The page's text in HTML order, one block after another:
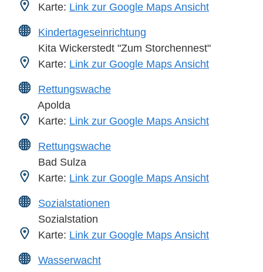
Karte: Link zur Google Maps Ansicht
Kindertageseinrichtung
Kita Wickerstedt "Zum Storchennest"
Karte: Link zur Google Maps Ansicht
Rettungswache
Apolda
Karte: Link zur Google Maps Ansicht
Rettungswache
Bad Sulza
Karte: Link zur Google Maps Ansicht
Sozialstationen
Sozialstation
Karte: Link zur Google Maps Ansicht
Wasserwacht